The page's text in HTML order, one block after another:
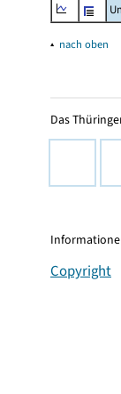
▴ nach oben
Das
Copyright